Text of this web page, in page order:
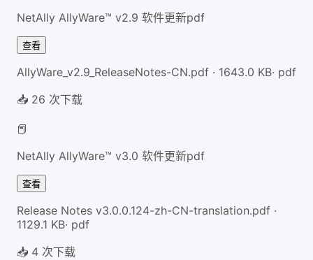
NetAlly AllyWare™ v2.9 软件更新pdf
查看
AllyWare_v2.9_ReleaseNotes-CN.pdf · 1643.0 KB· pdf
📥 26 次下载
📕
NetAlly AllyWare™ v3.0 软件更新pdf
查看
Release Notes v3.0.0.124-zh-CN-translation.pdf ·
1129.1 KB· pdf
📥 4 次下载